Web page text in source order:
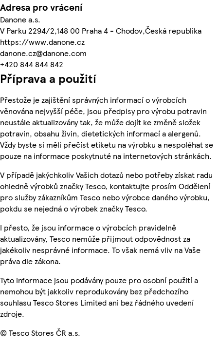
Adresa pro vrácení
Danone a.s.
V Parku 2294/2,148 00 Praha 4 - Chodov,Česká republika
https://www.danone.cz
danone.cz@danone.com
+420 844 844 842
Příprava a použití
Přestože je zajištění správných informací o výrobcích
věnována nejvyšší péče, jsou předpisy pro výrobu potravin
neustále aktualizovány tak, že může dojít ke změně složek
potravin, obsahu živin, dietetických informací a alergenů.
Vždy byste si měli přečíst etiketu na výrobku a nespoléhat se
pouze na informace poskytnuté na internetových stránkách.
V případě jakýchkoliv Vašich dotazů nebo potřeby získat radu
ohledně výrobků značky Tesco, kontaktujte prosím Oddělení
pro služby zákazníkům Tesco nebo výrobce daného výrobku,
pokdu se nejedná o výrobek značky Tesco.
I přesto, že jsou informace o výrobcích pravidelně
aktualizovány, Tesco nemůže přijmout odpovědnost za
jakékoliv nesprávné informace. To však nemá vliv na Vaše
práva dle zákona.
Tyto informace jsou podávány pouze pro osobní použití a
nemohou být jakkoliv reprodukovány bez předchozího
souhlasu Tesco Stores Limited ani bez řádného uvedení
zdroje.
© Tesco Stores ČR a.s.